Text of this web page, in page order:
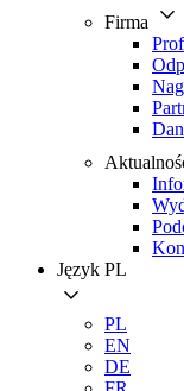
Firma
Język PL
PL
EN
DE